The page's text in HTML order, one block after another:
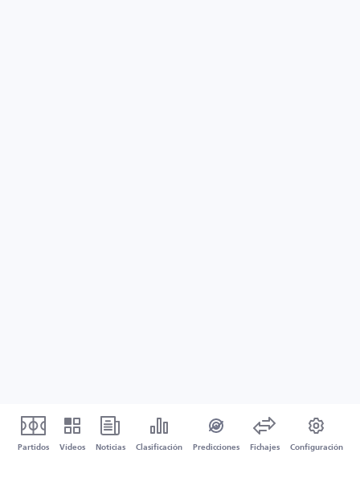
Partidos Vídeos Noticias Clasificación Predicciones Fichajes Configuración